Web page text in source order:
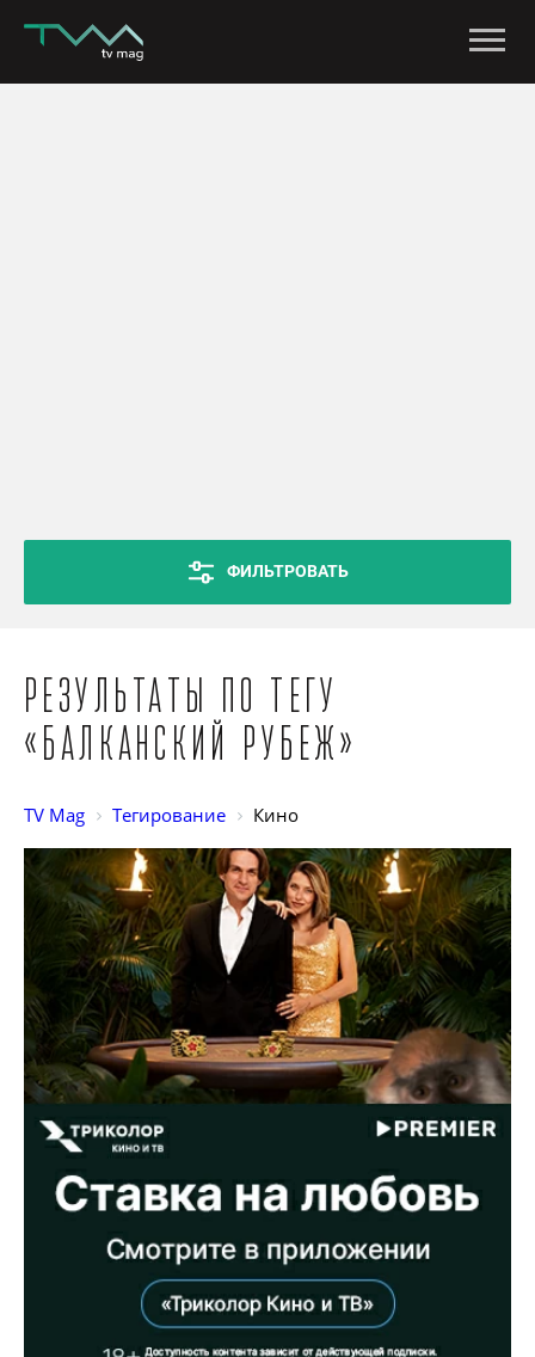
ФИЛЬТРОВАТЬ
Результаты по тегу
«Балканский рубеж»
TV Mag Тегирование Кино